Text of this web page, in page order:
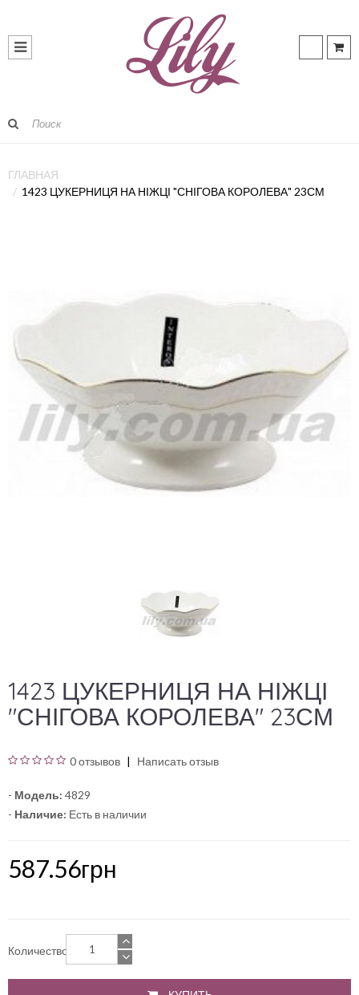
ГЛАВНАЯ
1423 ЦУКЕРНИЦЯ НА НІЖЦІ "СНІГОВА КОРОЛЕВА" 23СМ
1423 ЦУКЕРНИЦЯ НА НІЖЦІ
"СНІГОВА КОРОЛЕВА" 23СМ
0 отзывов Написать отзыв
- Модель: 4829
- Наличие: Есть в наличии
587.56грн
Количество